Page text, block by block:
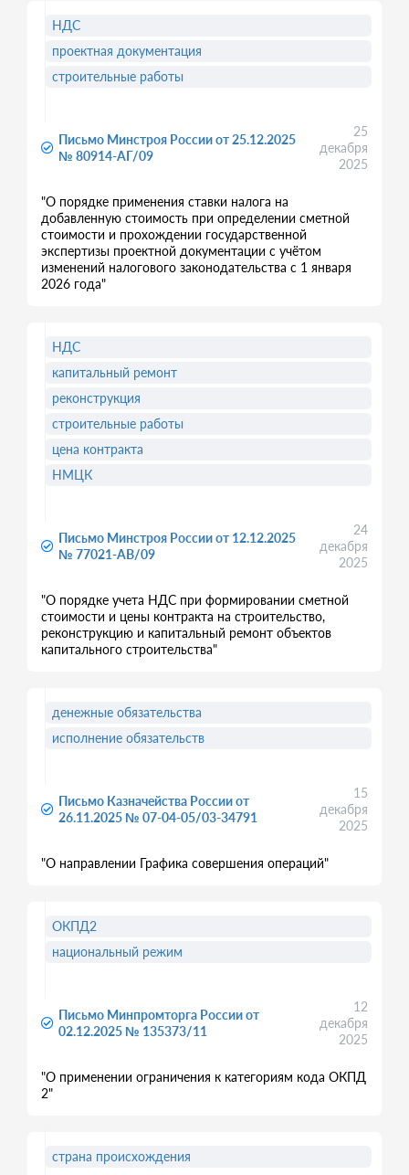
Письмо Минстроя России от 25.12.2025
№ 80914-АГ/09
25
декабря
2025
"О порядке применения ставки налога на
добавленную стоимость при определении сметной
стоимости и прохождении государственной
экспертизы проектной документации с учётом
изменений налогового законодательства с 1 января
2026 года"
НДС
проектная документация
строительные работы
Письмо Минстроя России от 12.12.2025
№ 77021-АВ/09
24
декабря
2025
"О порядке учета НДС при формировании сметной
стоимости и цены контракта на строительство,
реконструкцию и капитальный ремонт объектов
капитального строительства"
НДС
капитальный ремонт
реконструкция
строительные работы
цена контракта
НМЦК
Письмо Казначейства России от
26.11.2025 № 07-04-05/03-34791
15
декабря
2025
"О направлении Графика совершения операций"
денежные обязательства
исполнение обязательств
Письмо Минпромторга России от
02.12.2025 № 135373/11
12
декабря
2025
"О применении ограничения к категориям кода ОКПД
2"
ОКПД2
национальный режим
страна происхождения